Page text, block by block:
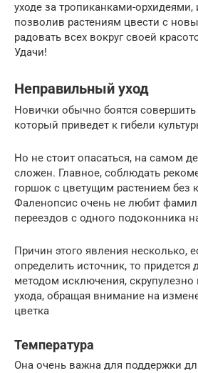
уходе за тропиканками-
позволив растениям цвести с
радовать всех вокруг своей
Удачи!
Неправильный уход
Новички обычно боятся
который приведет к гибели
Но не стоит опасаться, на самом
сложен. Главное, соблюдать
горшок с цветущим растением без
Фаленопсис очень не любит
переездов с одного подоконника
Причин этого явления несколько,
определить источник, то придется
методом исключения, скрупулезно
ухода, обращая внимание на
цветка
Температура
Она очень важна для поддержки